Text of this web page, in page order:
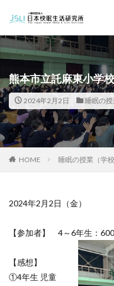
熊本市立託麻東小学校
2024年2月2日 睡眠の授
HOME 睡眠の授業（学校
2024年2月2日（金）
【参加者】 4～6年生：
【感想】
①4年生 児童
カテゴリー
タグ
北海道 青森県
千葉県
東京都
長野県
滋賀県